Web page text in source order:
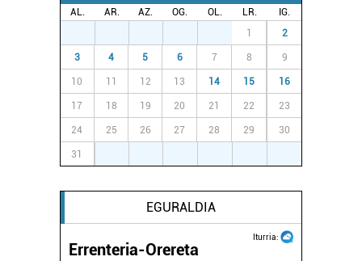
AL. AR. AZ. OG. OL. LR.
IG.
1 2
3 4 5 6 7 8 9
10 11 12 13 14 15 16
17 18 19 20 21 22 23
24 25 26 27 28 29 30
31
EGURALDIA
Iturria:
Errenteria-Orereta